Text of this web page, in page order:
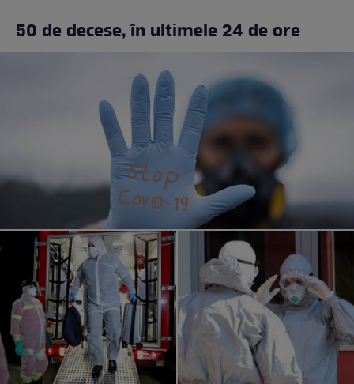
50 de decese, în ultimele 24 de ore